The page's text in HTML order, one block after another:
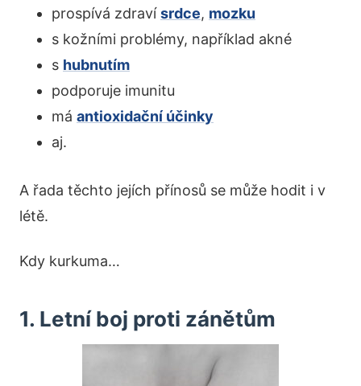
prospívá zdravísrdce, mozku
s kožními problémy, například akné
s hubnutím
podporuje imunitu
má antioxidační účinky
aj.
A řada těchto jejích přínosů se může hodit i v
létě.
Kdy kurkuma…
1. Letní boj proti zánětům